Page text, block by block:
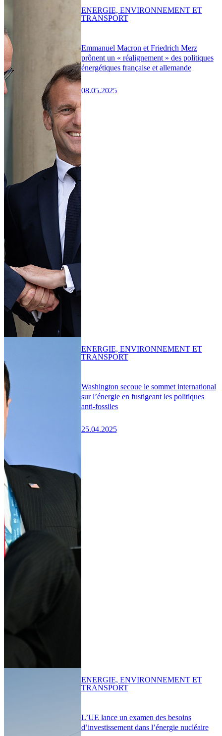
Emmanuel Macron et Friedrich Merz
prônent un « réalignement » des politiques
énergétiques française et allemande
08.05.2025
ENERGIE, ENVIRONNEMENT ET
TRANSPORT
Washington secoue le sommet international
sur l’énergie en fustigeant les politiques
anti-fossiles
25.04.2025
ENERGIE, ENVIRONNEMENT ET
TRANSPORT
L’UE lance un examen des besoins
d’investissement dans l’énergie nucléaire
ENERGIE, ENVIRONNEMENT ET
TRANSPORT